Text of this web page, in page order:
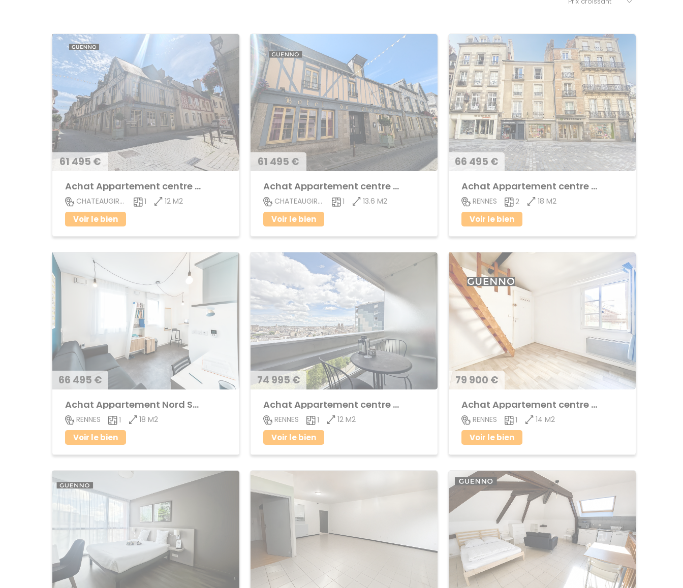
61 495 €
Achat Appartement centre ville
CHATEAUGIRON 1 12 M2
Voir le bien
61 495 €
Achat Appartement centre ville
CHATEAUGIRON 1 13.6 M2
Voir le bien
66 495 €
Achat Appartement centre ville
RENNES 2 18 M2
Voir le bien
66 495 €
Achat Appartement Nord Saint-Martin
RENNES 1 18 M2
Voir le bien
74 995 €
Achat Appartement centre ville
RENNES 1 12 M2
Voir le bien
79 900 €
Achat Appartement centre ville
RENNES 1 14 M2
Voir le bien